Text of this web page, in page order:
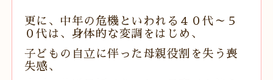
更に、中年の危機といわれる４０代～５
０代は、身体的な変調をはじめ、
子どもの自立に伴った母親役割を失う喪
失感、